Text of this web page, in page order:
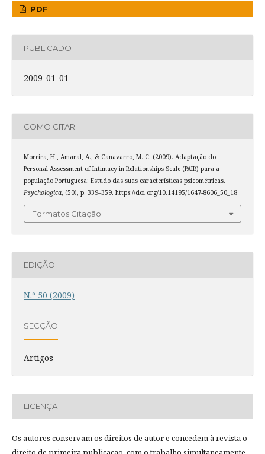
PDF
PUBLICADO
2009-01-01
COMO CITAR
Moreira, H., Amaral, A., & Canavarro, M. C. (2009). Adaptação do
Personal Assessment of Intimacy in Relationships Scale (PAIR) para a
população Portuguesa: Estudo das suas características psicométricas.
Psychologica, (50), p. 339–359. https://doi.org/10.14195/1647-8606_50_18
Formatos Citação
EDIÇÃO
N.º 50 (2009)
SECÇÃO
Artigos
LICENÇA
Os autores conservam os direitos de autor e concedem à revista o